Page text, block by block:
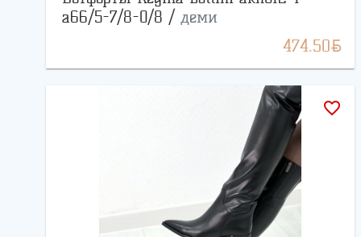
a66/5-7/8-0/8 / деми
474.50BYN
favorite_border